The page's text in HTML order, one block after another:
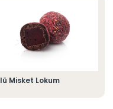
ve görseller
hukuki yaptırıma tabidir.
Misket Lokum